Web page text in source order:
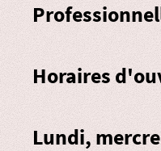
Horaires
Lundi,